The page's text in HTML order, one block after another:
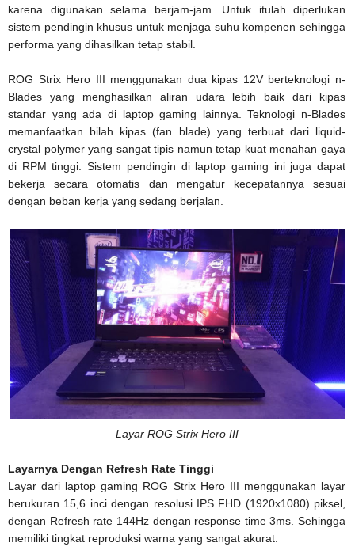
karena digunakan selama berjam-jam. Untuk itulah diperlukan
sistem pendingin khusus untuk menjaga suhu kompenen sehingga
performa yang dihasilkan tetap stabil.
ROG Strix Hero III menggunakan dua kipas 12V berteknologi n-
Blades yang menghasilkan aliran udara lebih baik dari kipas
standar yang ada di laptop gaming lainnya. Teknologi n-Blades
memanfaatkan bilah kipas (fan blade) yang terbuat dari liquid-
crystal polymer yang sangat tipis namun tetap kuat menahan gaya
di RPM tinggi. Sistem pendingin di laptop gaming ini juga dapat
bekerja secara otomatis dan mengatur kecepatannya sesuai
dengan beban kerja yang sedang berjalan.
Layar ROG Strix Hero III
Layarnya Dengan Refresh Rate Tinggi
Layar dari laptop gaming ROG Strix Hero III menggunakan layar
berukuran 15,6 inci dengan resolusi IPS FHD (1920x1080) piksel,
dengan Refresh rate 144Hz dengan response time 3ms. Sehingga
memiliki tingkat reproduksi warna yang sangat akurat.